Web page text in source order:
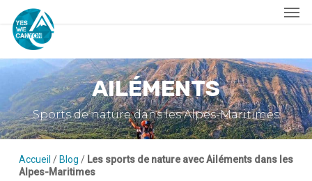
main
content
AILÉMENTS
Sports de nature dans les Alpes-Maritimes
Accueil / Blog / Les sports de nature avec Ailéments dans les
Alpes-Maritimes